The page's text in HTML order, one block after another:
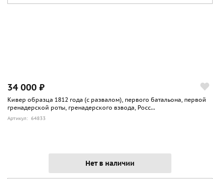
34 000 ₽
Кивер образца 1812 года (с развалом), первого батальона, первой
гренадерской роты, гренадерского взвода, Росс...
Артикул: 64833
Нет в наличии